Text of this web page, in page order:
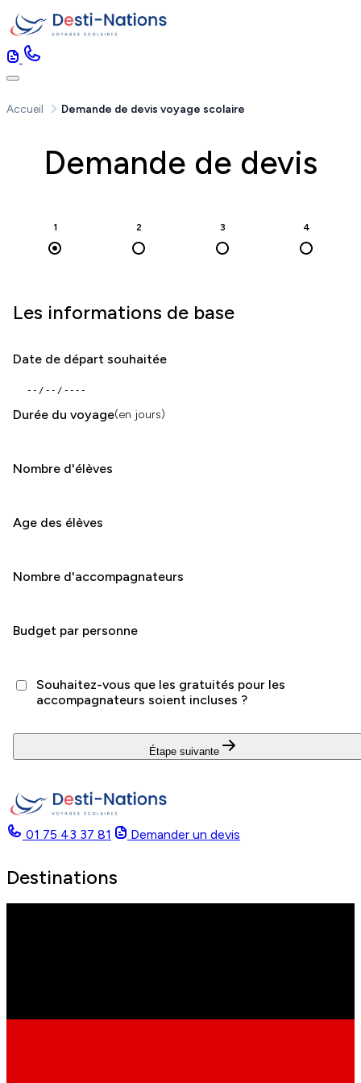
Accueil Demande de devis voyage scolaire
Demande de devis
1 2 3 4
Les informations de base
Date de départ souhaitée
Durée du voyage(en jours)
Nombre d'élèves
Age des élèves
Nombre d'accompagnateurs
Budget par personne
Souhaitez-vous que les gratuités pour les
accompagnateurs soient incluses ?
Étape suivante
01 75 43 37 81 Demander un devis
Destinations